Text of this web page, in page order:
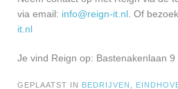
via email: info@reign-it.nl . Of
it.nl
Je vind Reign op: Bastenakenlaan 9
GEPLAATST IN BEDRIJVEN